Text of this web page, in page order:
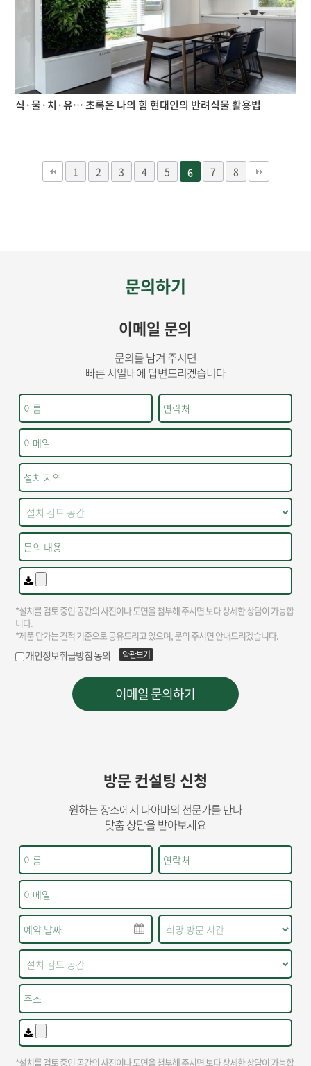
식·물·치·유… 초록은 나의 힘 현대인의 반려식물 활용법
1 2 3 4 5 6 7 8
문의하기
이메일 문의
문의를 남겨 주시면
빠른 시일내에 답변드리겠습니다
방문 컨설팅 신청
원하는 장소에서 나아바의 전문가를 만나
맞춤 상담을 받아보세요